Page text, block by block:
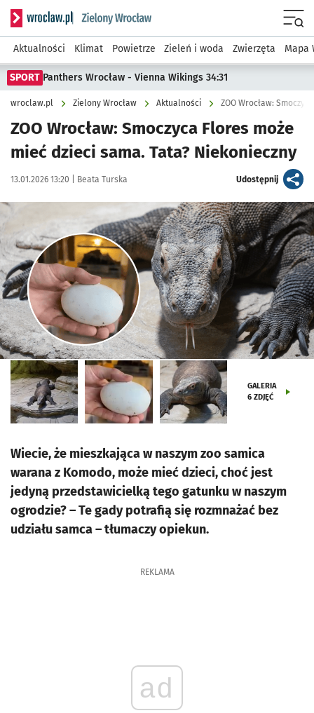
Serwis informacyjny wroclaw.pl podserwis: Środowisko we
Aktualności Klimat Powietrze Zieleń i woda Zwierzęta Mapa
SPORT Panthers Wrocław - Vienna Wikings 34:31
wroclaw.pl Zielony Wrocław Aktualności ZOO Wrocław:
ZOO Wrocław: Smoczyca Flores może
mieć dzieci sama. Tata? Niekonieczny
Data publikacji:
13.01.2026 13:20 | Autor:
Beata Turska Udostępnijartykuł
Kliknij, aby zobaczyć galerię
GALERIA
6 ZDJĘĆ
Wiecie, że mieszkająca w naszym zoo samica
warana z Komodo, może mieć dzieci, choć jest
jedyną przedstawicielką tego gatunku w naszym
ogrodzie? – Te gady potrafią się rozmnażać bez
udziału samca – tłumaczy opiekun.
REKLAMA
ad